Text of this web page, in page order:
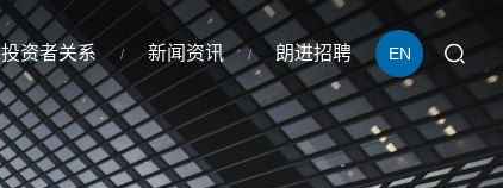
EN
投资者关系 新闻资讯 朗进招聘